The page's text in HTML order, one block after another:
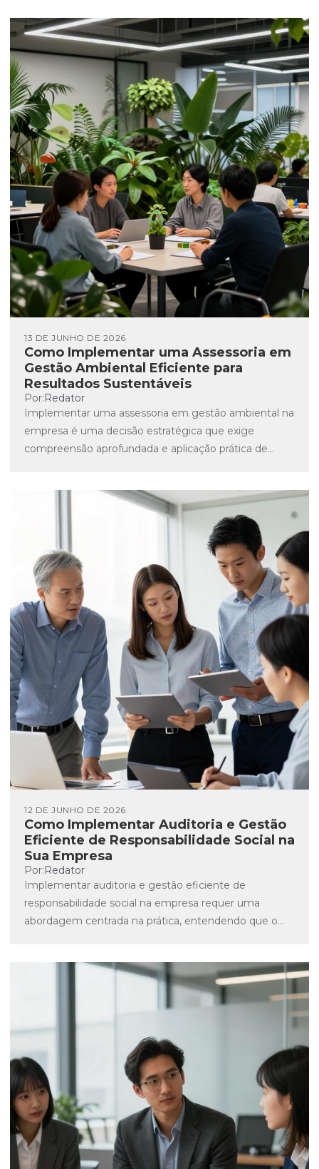
Como Implementar uma Assessoria em
Gestão Ambiental Eficiente para
Resultados Sustentáveis
13 DE JUNHO DE 2026
Por:Redator
Implementar uma assessoria em gestão ambiental na
empresa é uma decisão estratégica que exige
compreensão aprofundada e aplicação prática de
Como Implementar Auditoria e Gestão
Eficiente de Responsabilidade Social na
Sua Empresa
12 DE JUNHO DE 2026
Por:Redator
Implementar auditoria e gestão eficiente de
responsabilidade social na empresa requer uma
abordagem centrada na prática, entendendo que o